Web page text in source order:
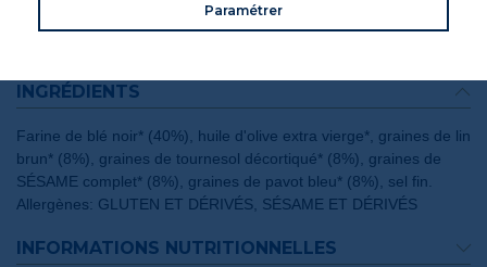
Paramétrer
INGRÉDIENTS
Farine de blé noir* (40%), huile d'olive extra vierge*, graines de lin
brun* (8%), graines de tournesol décortiqué* (8%), graines de
SÉSAME complet* (8%), graines de pavot bleu* (8%), sel fin.
Allergènes: GLUTEN ET DÉRIVÉS, SÉSAME ET DÉRIVÉS
INFORMATIONS NUTRITIONNELLES